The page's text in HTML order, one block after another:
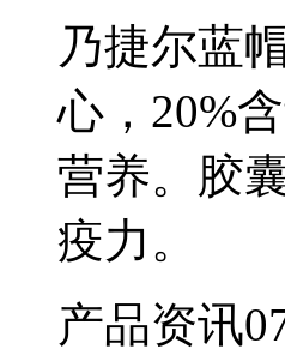
乃捷尔蓝
心，20%
营养。胶
疫力。
产品资讯